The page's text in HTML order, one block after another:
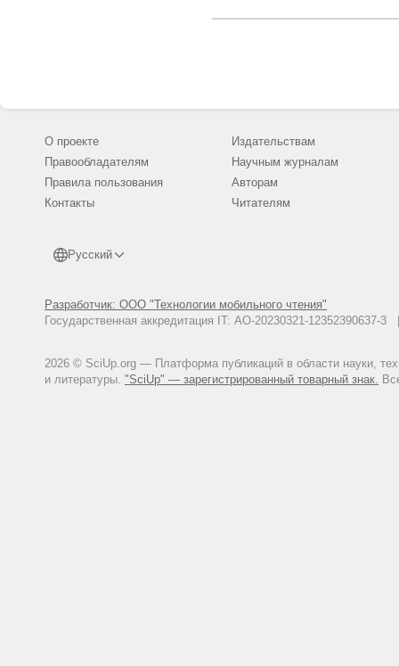
О проекте
Правообладателям
Правила пользования
Контакты
Русский
Разработчик: ООО "Технологии мобильного чтения"
Государственная аккредитация IT: АО-20230321-
2026 © SciUp.org — Платформа публикаций в области науки,
и литературы. "SciUp" — зарегистрированный товарный знак.
Издательствам
Научным журналам
Авторам
Читателям